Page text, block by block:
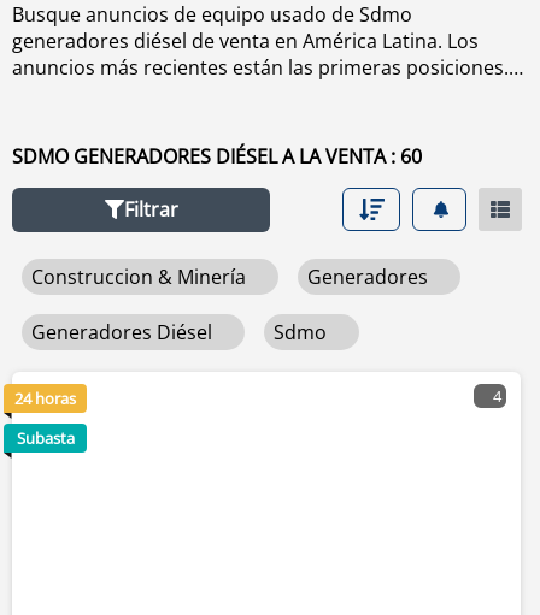
Busque anuncios de equipo usado de Sdmo
generadores diésel de venta en América Latina. Los
anuncios más recientes están las primeras posiciones.
uso, país. Para buscar cualquier equipo usado de venta
SDMO GENERADORES DIÉSEL A LA VENTA : 60
Filtrar
Construccion & Minería Generadores
Generadores Diésel Sdmo
4
24 horas
Subasta